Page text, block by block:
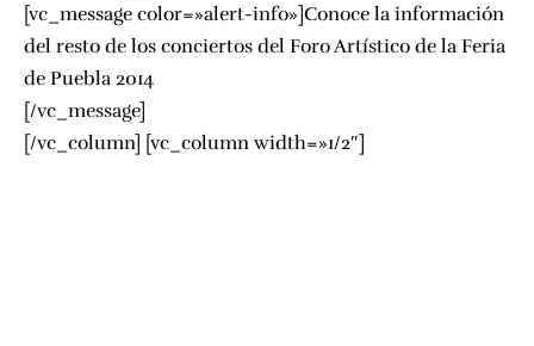
[vc_message color=»alert-info»]Conoce la información
del resto de los conciertos del Foro Artístico de la Feria
de Puebla 2014
[/vc_message]
[/vc_column] [vc_column width=»1/2″]